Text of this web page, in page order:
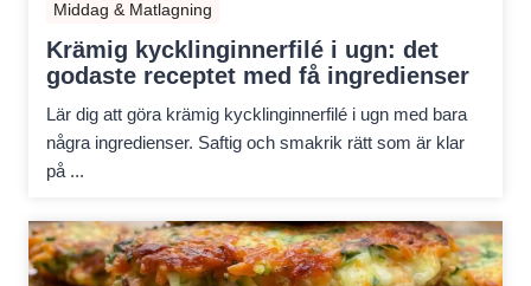
Middag & Matlagning
Krämig kycklinginnerfilé i ugn: det
godaste receptet med få ingredienser
Lär dig att göra krämig kycklinginnerfilé i ugn med bara
några ingredienser. Saftig och smakrik rätt som är klar
på ...